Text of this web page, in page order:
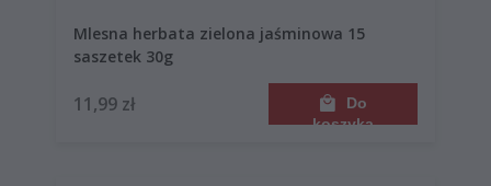
Mlesna herbata zielona jaśminowa 15
saszetek 30g
11,99 zł
Do
koszyka